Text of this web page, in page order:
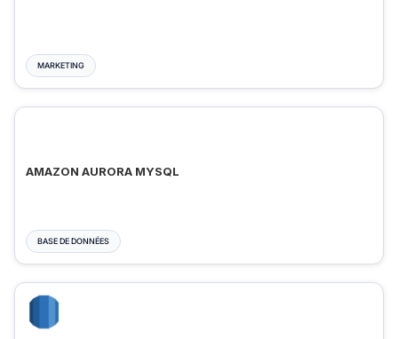
MARKETING
AMAZON AURORA MYSQL
BASE DE DONNÉES